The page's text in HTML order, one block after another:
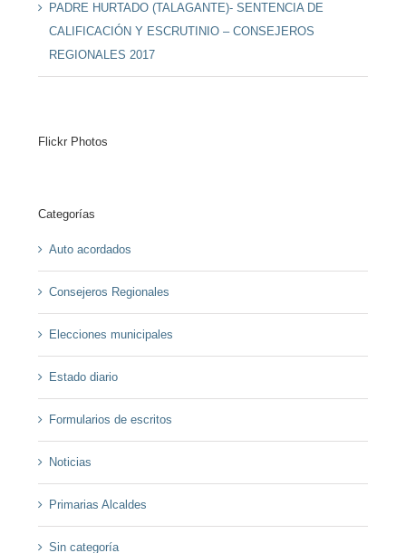
PADRE HURTADO (TALAGANTE)- SENTENCIA DE
CALIFICACIÓN Y ESCRUTINIO – CONSEJEROS
REGIONALES 2017
Flickr Photos
Categorías
Auto acordados
Consejeros Regionales
Elecciones municipales
Estado diario
Formularios de escritos
Noticias
Primarias Alcaldes
Sin categoría